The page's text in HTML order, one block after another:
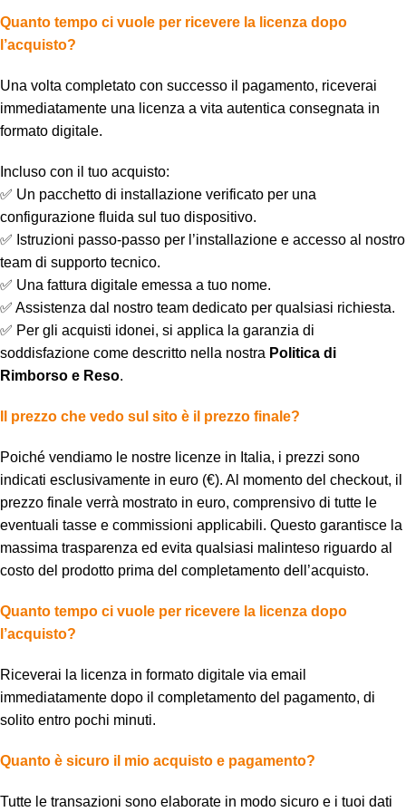
Quanto tempo ci vuole per ricevere la licenza dopo
l’acquisto?
Una volta completato con successo il pagamento, riceverai
immediatamente una licenza a vita autentica consegnata in
formato digitale.
Incluso con il tuo acquisto:
✅ Un pacchetto di installazione verificato per una
configurazione fluida sul tuo dispositivo.
✅ Istruzioni passo-passo per l’installazione e accesso al nostro
team di supporto tecnico.
✅ Una fattura digitale emessa a tuo nome.
✅ Assistenza dal nostro team dedicato per qualsiasi richiesta.
✅ Per gli acquisti idonei, si applica la garanzia di
soddisfazione come descritto nella nostra Politica di
Rimborso e Reso.
Il prezzo che vedo sul sito è il prezzo finale?
Poiché vendiamo le nostre licenze in Italia, i prezzi sono
indicati esclusivamente in euro (€). Al momento del checkout, il
prezzo finale verrà mostrato in euro, comprensivo di tutte le
eventuali tasse e commissioni applicabili. Questo garantisce la
massima trasparenza ed evita qualsiasi malinteso riguardo al
costo del prodotto prima del completamento dell’acquisto.
Quanto tempo ci vuole per ricevere la licenza dopo
l’acquisto?
Riceverai la licenza in formato digitale via email
immediatamente dopo il completamento del pagamento, di
solito entro pochi minuti.
Quanto è sicuro il mio acquisto e pagamento?
Tutte le transazioni sono elaborate in modo sicuro e i tuoi dati